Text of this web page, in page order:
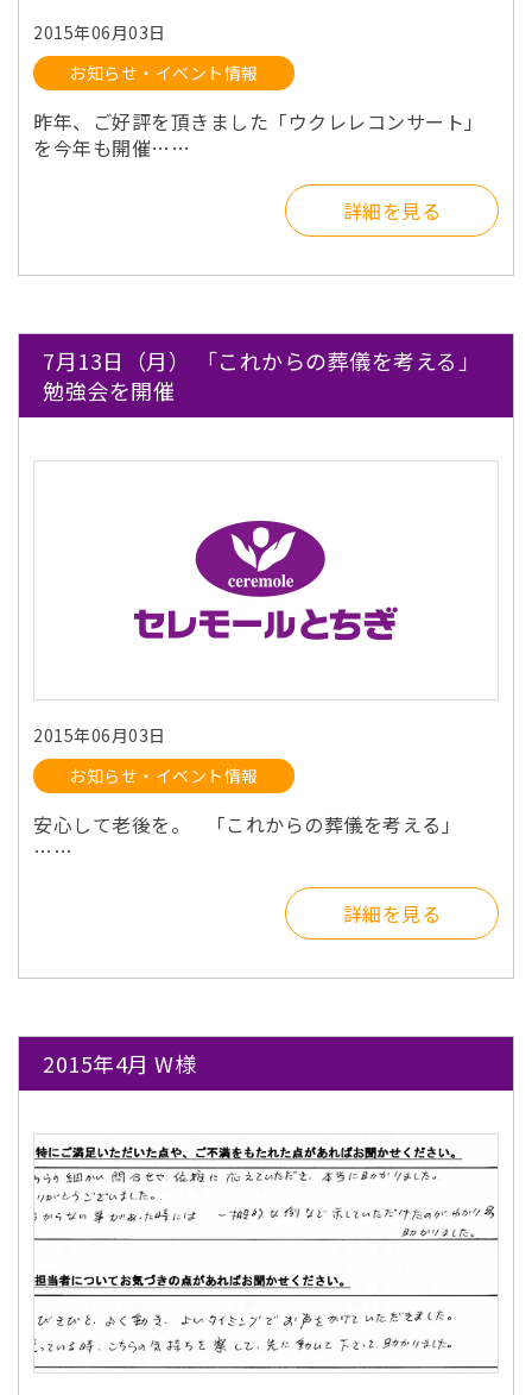
2015年06月03日
お知らせ・イベント情報
昨年、ご好評を頂きました「ウクレレコンサート」
を今年も開催……
詳細を見る
7月13日（月） 「これからの葬儀を考える」
勉強会を開催
2015年06月03日
お知らせ・イベント情報
安心して老後を。 「これからの葬儀を考える」
……
詳細を見る
2015年4月 W様